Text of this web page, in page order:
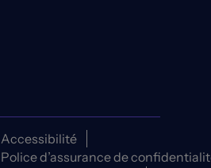
Accessibilité
Police d’assurance de